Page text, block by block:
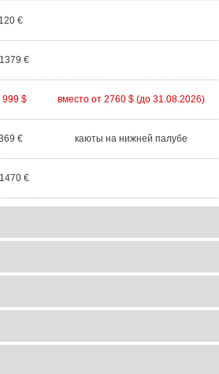
€
€
999 $ вместо от 2760 $ (до 31.08.2026)
€ каюты на нижней палубе
€